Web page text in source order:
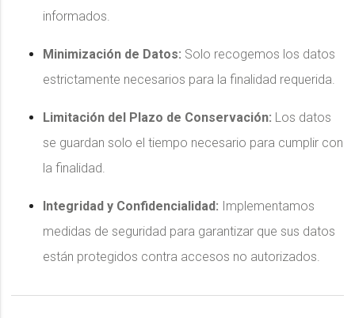
informados.
Minimización de Datos: Solo recogemos los datos
estrictamente necesarios para la finalidad requerida.
Limitación del Plazo de Conservación: Los datos
se guardan solo el tiempo necesario para cumplir con
la finalidad.
Integridad y Confidencialidad: Implementamos
medidas de seguridad para garantizar que sus datos
están protegidos contra accesos no autorizados.